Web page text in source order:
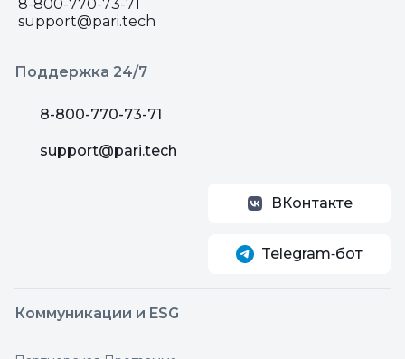
8-800-770-73-71
support@pari.tech
Поддержка 24/7
8-800-770-73-71
support@pari.tech
ВКонтакте
Telegram‑бот
Коммуникации и ESG